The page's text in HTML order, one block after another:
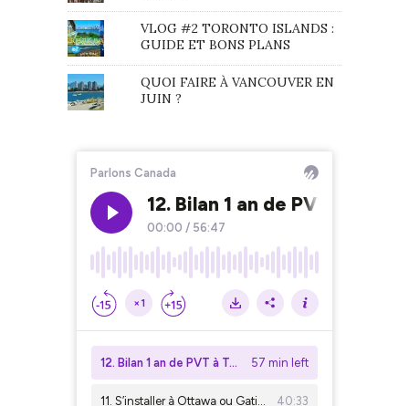
VLOG #2 TORONTO ISLANDS :
GUIDE ET BONS PLANS
QUOI FAIRE À VANCOUVER EN
JUIN ?